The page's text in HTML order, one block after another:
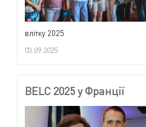
влітку 2025
03.09.2025
BELC 2025 у Франції